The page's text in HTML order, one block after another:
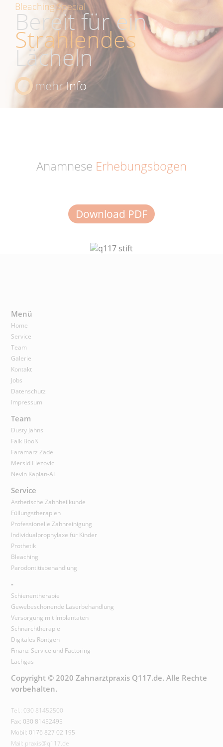
Bleaching Special
Bereit für ein
Strahlendes
Lächeln
mehrInfo
Anamnese Erhebungsbogen
Download PDF
Menü
Home
Service
Team
Galerie
Kontakt
Jobs
Datenschutz
Impressum
Team
Dusty Jahns
Falk Booß
Faramarz Zade
Mersid Elezovic
Nevin Kaplan-AL
Service
Ästhetische Zahnheilkunde
Füllungstherapien
Professionelle Zahnreinigung
Individualprophylaxe für Kinder
Prothetik
Bleaching
Parodontitisbehandlung
-
Schienentherapie
Gewebeschonende Laserbehandlung
Versorgung mit Implantaten
Schnarchtherapie
Digitales Röntgen
Finanz-Service und Factoring
Lachgas
Copyright © 2020 Zahnarztpraxis Q117.de. Alle Rechte
vorbehalten.
Tel.: 030 81452500
Fax: 030 81452495
Mobil: 0176 827 02 195
Mail: praxis@q117.de